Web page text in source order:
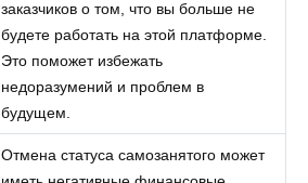
заказчиков о том, что вы больше не
будете работать на этой платформе.
Это поможет избежать
недоразумений и проблем в
будущем.
Отмена статуса самозанятого может